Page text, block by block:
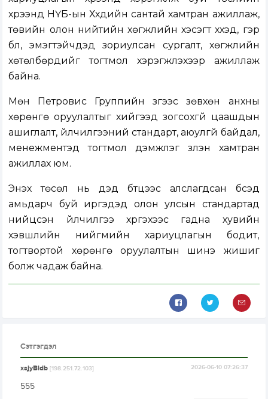
хүрээнд НҮБ-ын Хүүхдийн сантай хамтран ажиллаж,
төвийн олон нийтийн хөгжлийн хэсэгт хүүхэд, гэр
бүл, эмэгтэйчүүдэд зориулсан сургалт, хөгжлийн
хөтөлбөрүүдийг тогтмол хэрэгжүүлэхээр ажиллаж
байна.
Мөн Петровис Группийн зүгээс зөвхөн анхны
хөрөнгө оруулалтыг хийгээд зогсохгүй цаашдын
ашиглалт, үйлчилгээний стандарт, аюулгүй байдал,
менежментэд тогтмол дэмжлэг үзүүлэн хамтран
ажиллах юм.
Энэхүү төсөл нь дэд бүтцээс алслагдсан бүсэд
амьдарч буй иргэдэд олон улсын стандартад
нийцсэн үйлчилгээ хүргэхээс гадна хувийн
хэвшлийн нийгмийн хариуцлагын бодит,
тогтвортой хөрөнгө оруулалтын шинэ жишиг
болж чадаж байна.
Сэтгэгдэл
xsjyBldb[198.251.72.103] 2026-06-10 07:26:37
555